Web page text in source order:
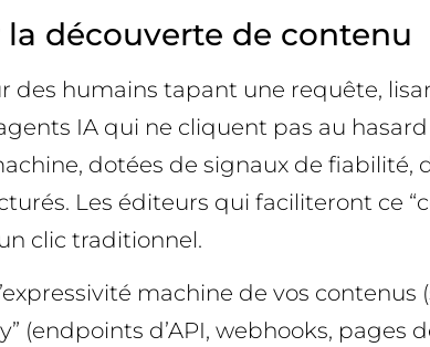
découverte de contenu
humains tapant une requête,
IA qui ne cliquent pas au
dotées de signaux de fiabilité,
Les éditeurs qui faciliteront ce
clic traditionnel.
machine de vos
(endpoints d’API, webhooks,